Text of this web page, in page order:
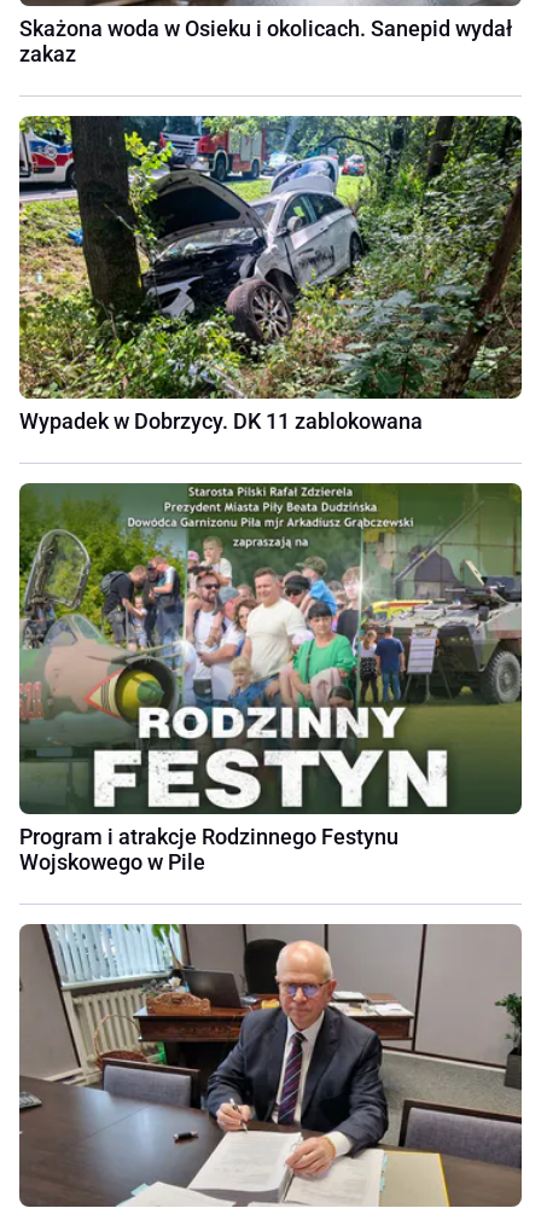
Skażona woda w Osieku i okolicach. Sanepid wydał
zakaz
Wypadek w Dobrzycy. DK 11 zablokowana
Program i atrakcje Rodzinnego Festynu
Wojskowego w Pile